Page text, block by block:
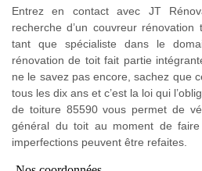
Entrez en contact avec JT
recherche d’un couvreur
tant que spécialiste dans le
rénovation de toit fait partie
ne le savez pas encore, sachez que
tous les dix ans et c’est la loi qui
de toiture 85590 vous permet de
général du toit au moment de
imperfections peuvent être refaites.